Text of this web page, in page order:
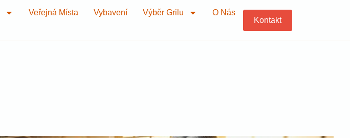
Veřejná Místa Vybavení Výběr Grilu
O Nás
Kontakt